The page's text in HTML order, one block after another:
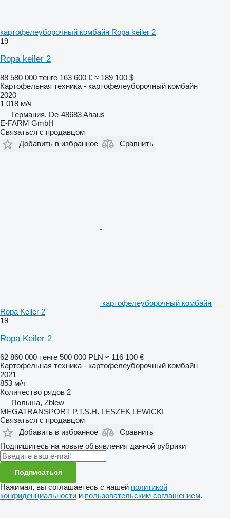
картофелеуборочный комбайн Ropa keiler 2
19
Ropa keiler 2
88 580 000 тенге 163 600 € ≈ 189 100 $
Картофельная техника - картофелеуборочный комбайн
2020
1 018 м/ч
Германия, De-48683 Ahaus
E-FARM GmbH
Связаться с продавцом
Добавить в избранное
Сравнить
картофелеуборочный комбайн
Ropa Keiler 2
19
Ropa Keiler 2
62 860 000 тенге 500 000 PLN ≈ 116 100 €
Картофельная техника - картофелеуборочный комбайн
2021
853 м/ч
Количество рядов 2
Польша, Zblew
MEGATRANSPORT P.T.S.H. LESZEK LEWICKI
Связаться с продавцом
Добавить в избранное
Сравнить
Подпишитесь на новые объявления данной рубрики
Подписаться
Нажимая, вы соглашаетесь с нашей политикой
конфиденциальности и пользовательским соглашением.